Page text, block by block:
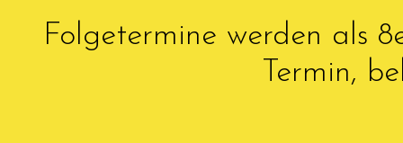
Folgetermine werden als
Termin,